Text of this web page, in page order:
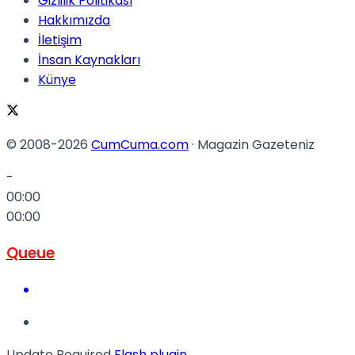
Hakkımızda
İletişim
İnsan Kaynakları
Künye
© 2008-2026 CumCuma.com· Magazin Gazeteniz
-
00:00
00:00
Queue